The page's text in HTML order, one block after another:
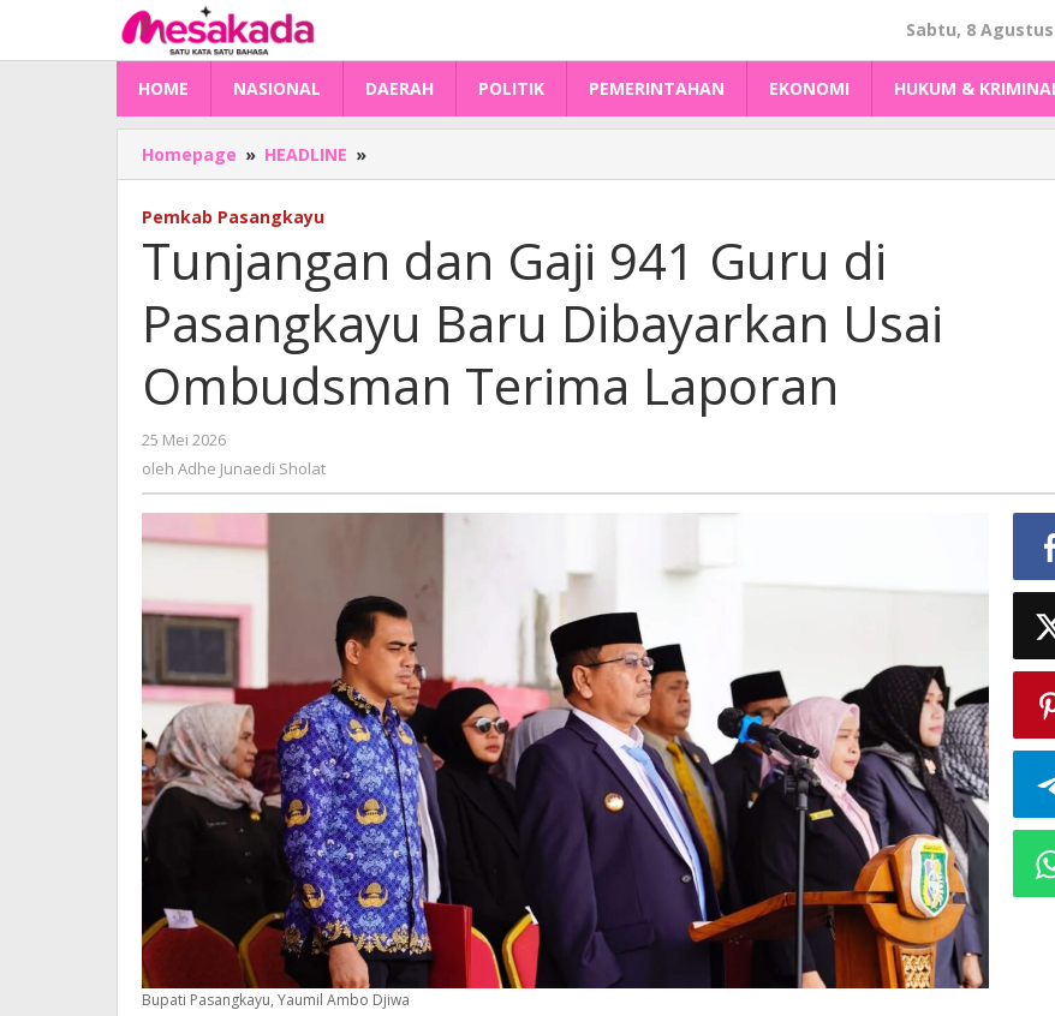
konten
Sabtu, 8 Agustus
HOME NASIONAL DAERAH POLITIK PEMERINTAHAN EKONOMI HUKUM &
Homepage » HEADLINE »
dan
Guru
di
Pasangkayu
Baru
Dibayarkan
Usai
Ombudsman
Pemkab Pasangkayu
Tunjangan dan Gaji 941 Guru di
Pasangkayu Baru Dibayarkan Usai
Ombudsman Terima Laporan
25 Mei 2026
Adhe
oleh Adhe Junaedi Sholat
Bupati Pasangkayu, Yaumil Ambo Djiwa